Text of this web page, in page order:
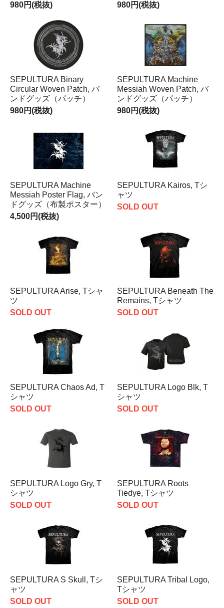
980円(税抜)
980円(税抜)
SEPULTURA Binary
Circular Woven Patch, バ
ンドグッズ（パッチ）
980円(税抜)
SEPULTURA Machine
Messiah Woven Patch, バ
ンドグッズ（パッチ）
980円(税抜)
SEPULTURA Machine
Messiah Poster Flag, バン
ドグッズ（布製ポスター）
4,500円(税抜)
SEPULTURA Kairos, Tシ
ャツ
SOLD OUT
SEPULTURA Arise, Tシャ
ツ
SOLD OUT
SEPULTURA Beneath The
Remains, Tシャツ
SOLD OUT
SEPULTURA Chaos Ad, T
シャツ
SOLD OUT
SEPULTURA Logo Blk, T
シャツ
SOLD OUT
SEPULTURA Logo Gry, T
シャツ
SOLD OUT
SEPULTURA Roots
Tiedye, Tシャツ
SOLD OUT
SEPULTURA S Skull, Tシ
ャツ
SOLD OUT
SEPULTURA Tribal Logo,
Tシャツ
SOLD OUT